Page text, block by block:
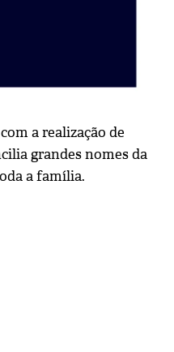
a realização de
grandes nomes da
a família.